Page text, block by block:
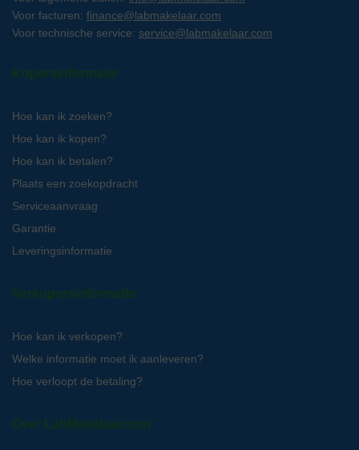
Voor facturen: finance@labmakelaar.com
Voor technische service: service@labmakelaar.com
Kopersinformatie
Hoe kan ik zoeken?
Hoe kan ik kopen?
Hoe kan ik betalen?
Plaats een zoekopdracht
Serviceaanvraag
Garantie
Leveringsinformatie
Verkopersinformatie
Hoe kan ik verkopen?
Welke informatie moet ik aanleveren?
Hoe verloopt de betaling?
Over LabMakelaar.com